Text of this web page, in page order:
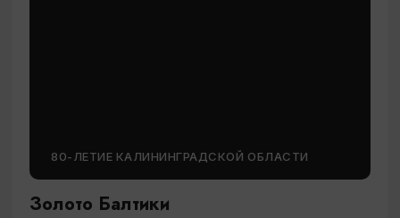
80-ЛЕТИЕ КАЛИНИНГРАДСКОЙ ОБЛАСТИ
Золото Балтики